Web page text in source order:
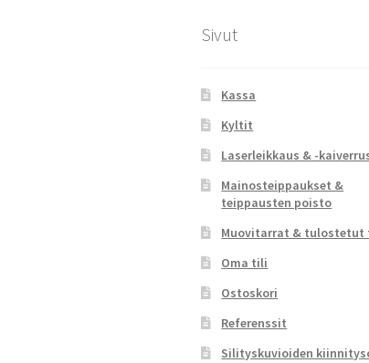
Sivut
Kassa
Kyltit
Laserleikkaus & -
Mainosteippaukset &
teippausten poisto
Muovitarrat & tulostetut
Oma tili
Ostoskori
Referenssit
Silityskuvioiden